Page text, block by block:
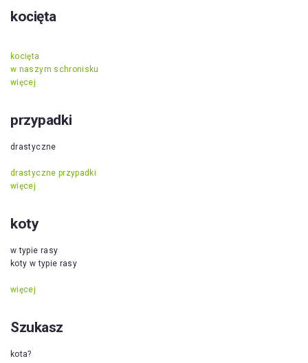
kocięta
kocięta
w naszym schronisku
więcej
przypadki
drastyczne
drastyczne przypadki
więcej
koty
w typie rasy
koty w typie rasy
więcej
Szukasz
kota?